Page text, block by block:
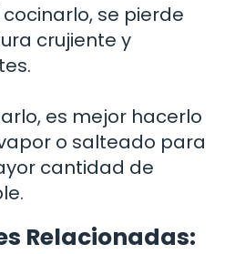
se pierde
crujiente y
es mejor hacerlo
o salteado para
cantidad de
Relacionadas: